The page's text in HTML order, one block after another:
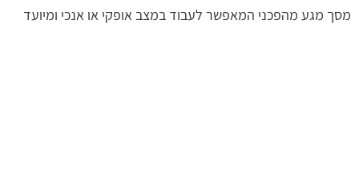
מסך מגע מהפכני המאפשר לעבוד במצב אופקי או אנכי ומיועד